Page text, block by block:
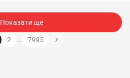
Показати ще
2 … 7995